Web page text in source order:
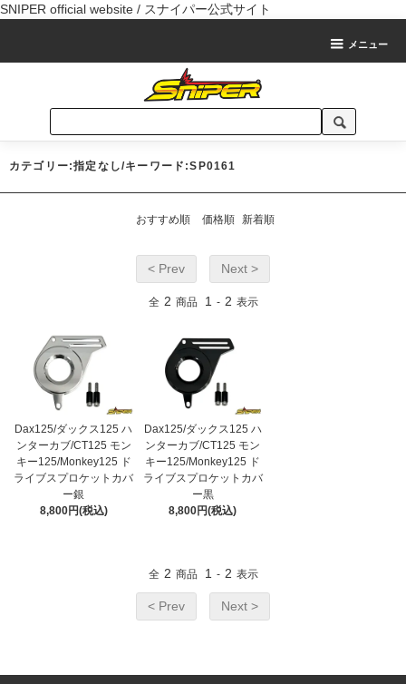
SNIPER official website / スナイパー公式サイト
メニュー
カテゴリー:指定なし/キーワード:SP0161
おすすめ順 価格順 新着順
< Prev Next >
全 2 商品 1 - 2 表示
Dax125/ダックス125 ハ
ンターカブ/CT125 モン
キー125/Monkey125 ド
ライブスプロケットカバ
ー銀
8,800円(税込)
Dax125/ダックス125 ハ
ンターカブ/CT125 モン
キー125/Monkey125 ド
ライブスプロケットカバ
ー黒
8,800円(税込)
全 2 商品 1 - 2 表示
< Prev Next >